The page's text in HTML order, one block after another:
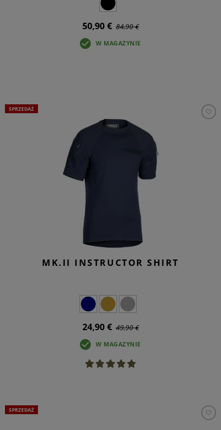
50,90 € 84,90 €
W MAGAZYNIE
SPRZEDAŻ
MK.II INSTRUCTOR SHIRT
24,90 € 49,90 €
W MAGAZYNIE
SPRZEDAŻ